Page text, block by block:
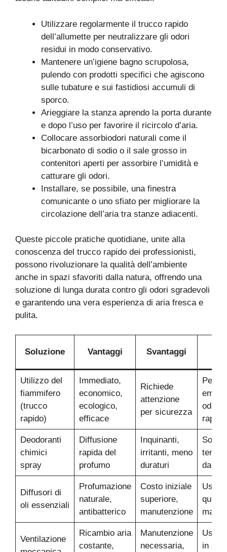
Utilizzare regolarmente il trucco rapido
dell’allumette per neutralizzare gli odori
residui in modo conservativo.
Mantenere un’igiene bagno scrupolosa,
pulendo con prodotti specifici che agiscono
sulle tubature e sui fastidiosi accumuli di
sporco.
Arieggiare la stanza aprendo la porta durante
e dopo l’uso per favorire il ricircolo d’aria.
Collocare assorbiodori naturali come il
bicarbonato di sodio o il sale grosso in
contenitori aperti per assorbire l’umidità e
catturare gli odori.
Installare, se possibile, una finestra
comunicante o uno sfiato per migliorare la
circolazione dell’aria tra stanze adiacenti.
Queste piccole pratiche quotidiane, unite alla
conoscenza del trucco rapido dei professionisti,
possono rivoluzionare la qualità dell’ambiente
anche in spazi sfavoriti dalla natura, offrendo una
soluzione di lunga durata contro gli odori sgradevoli
e garantendo una vera esperienza di aria fresca e
pulita.
Soluzione Vantaggi Svantaggi
Utilizzo del
fiammifero
(trucco
rapido)
Immediato,
economico,
ecologico,
efficace
Richiede
attenzione
per sicurezza
Per
rapide
Deodoranti
chimici
spray
Diffusione
rapida del
profumo
Inquinanti,
irritanti, meno
duraturi
da
Diffusori di
oli essenziali
Profumazione
naturale,
antibatterico
Costo iniziale
superiore,
manutenzione
Uso
Ventilazione
Ricambio aria
costante,
Manutenzione
necessaria,
Uso
in